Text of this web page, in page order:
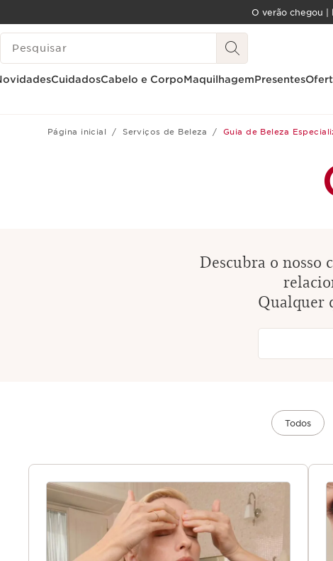
SALTAR PARA O CONTEÚDO
IR PARA O RODAPÉ
O verão chegou |
PESQUISAR LEGENDA
CuidadosCabelo e CorpoMaquilhagemPresentes
Página inicial Serviços de Beleza Guia de Beleza
Descubra o nosso
Qualquer
Todos